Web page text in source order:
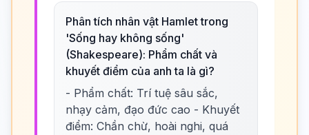
Phân tích nhân vật Hamlet trong
'Sống hay không sống'
(Shakespeare): Phẩm chất và
khuyết điểm của anh ta là gì?
- Phẩm chất: Trí tuệ sâu sắc,
nhạy cảm, đạo đức cao - Khuyết
điểm: Chần chừ, hoài nghi, quá